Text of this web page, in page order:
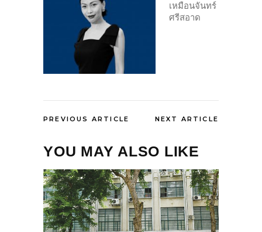
เหมือนจันทร์
ศรีสอาด
PREVIOUS ARTICLE NEXT ARTICLE
YOU MAY ALSO LIKE